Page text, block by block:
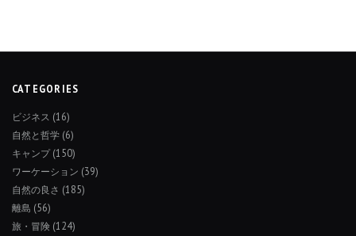
CATEGORIES
ビジネス (16)
自然と哲学 (6)
キャンプ(150)
ワーケーション (39)
自然の良さ (185)
離島 (56)
旅・冒険 (124)